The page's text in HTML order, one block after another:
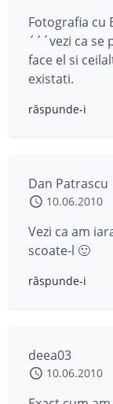
Fotografia cu
´´´vezi ca
face el si
existati.
răspunde-i
Dan Patrascu
10.06.2010
Vezi ca am
scoate-l 🙂
răspunde-i
deea03
10.06.2010